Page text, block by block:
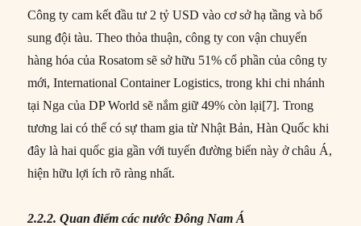
Công ty cam kết đầu tư 2 tỷ USD vào cơ sở hạ tầng và bổ
sung đội tàu. Theo thỏa thuận, công ty con vận chuyển
hàng hóa của Rosatom sẽ sở hữu 51% cổ phần của công ty
mới, International Container Logistics, trong khi chi nhánh
tại Nga của DP World sẽ nắm giữ 49% còn lại[7]. Trong
tương lai có thể có sự tham gia từ Nhật Bản, Hàn Quốc khi
đây là hai quốc gia gần với tuyến đường biển này ở châu Á,
hiện hữu lợi ích rõ ràng nhất.
2.2.2. Quan điểm các nước Đông Nam Á